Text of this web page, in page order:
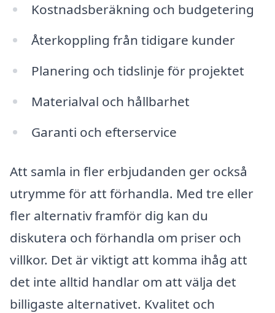
Kostnadsberäkning och budgetering
Återkoppling från tidigare kunder
Planering och tidslinje för projektet
Materialval och hållbarhet
Garanti och efterservice
Att samla in fler erbjudanden ger också
utrymme för att förhandla. Med tre eller
fler alternativ framför dig kan du
diskutera och förhandla om priser och
villkor. Det är viktigt att komma ihåg att
det inte alltid handlar om att välja det
billigaste alternativet. Kvalitet och